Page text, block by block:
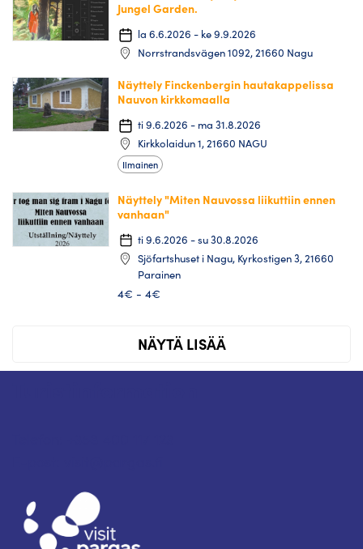
Jungel Garden.
la 6.6.2026 - ke 9.9.2026
Norrstrandsvägen 1092, 21660 Nagu
Näyttely Finckenbergin hautakappelissa
Nauvon kirkkomaalla
ti 9.6.2026 - ma 31.8.2026
Kirkkolaidun 1, 21660 NAGU
Ilmainen
Näyttely "Miten Nauvossa liikuttiin ennen
vanhaan"
ti 9.6.2026 - su 30.8.2026
Sjöfartshuset i Nagu, Kyrkostigen 3, 21660
Parainen
4€ - 4€
NÄYTÄ LISÄÄ